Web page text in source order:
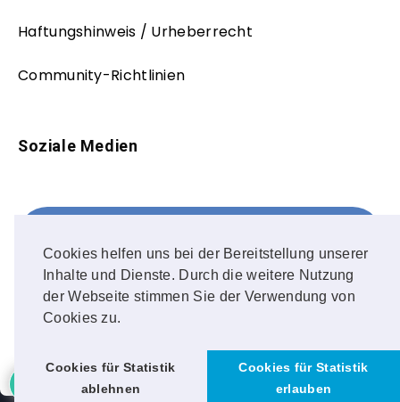
Cookies helfen uns bei der Bereitstellung unserer
Inhalte und Dienste. Durch die weitere Nutzung
der Webseite stimmen Sie der Verwendung von
Cookies zu.
Cookies für Statistik
ablehnen
Cookies für Statistik
erlauben
Haftungshinweis / Urheberrecht
Community-Richtlinien
Soziale Medien
FOLLOW ME!
Instagram
OUR PHOTOS!